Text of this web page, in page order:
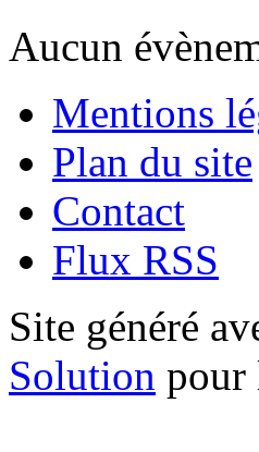
Aucun
Mentions
Plan du site
Contact
Flux RSS
Site généré
Solution pour